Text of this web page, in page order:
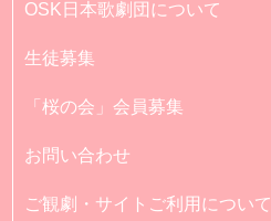
OSK日本歌劇団について
生徒募集
「桜の会」会員募集
お問い合わせ
ご観劇・サイトご利用について